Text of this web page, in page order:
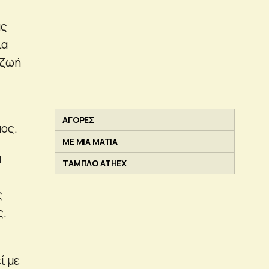
με
ΑΓΟΡΕΣ
ΜΕ ΜΙΑ ΜΑΤΙΑ
ΤΑΜΠΛΟ ATHEX